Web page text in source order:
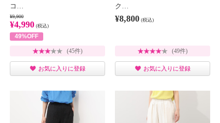
コ…
¥9,900
¥4,990 (税込)
49%OFF
(45件)
お気に入りに登録
ク…
¥8,800 (税込)
(49件)
お気に入りに登録